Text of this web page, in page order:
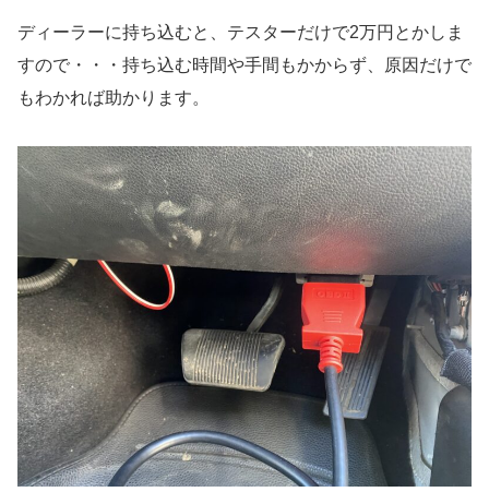
ディーラーに持ち込むと、テスターだけで2万円とかしま
すので・・・持ち込む時間や手間もかからず、原因だけで
もわかれば助かります。